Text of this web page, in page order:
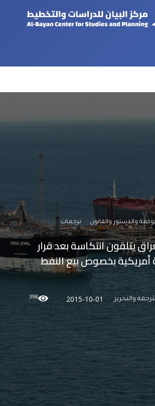
والدستور والقانون ترجمات
يتلقون انتكاسة بعد قرار
بخصوص بيع النفط
والتحرير 2015-10-01
398